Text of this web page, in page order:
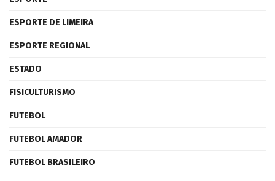
ESPORTE DE LIMEIRA
ESPORTE REGIONAL
ESTADO
FISICULTURISMO
FUTEBOL
FUTEBOL AMADOR
FUTEBOL BRASILEIRO